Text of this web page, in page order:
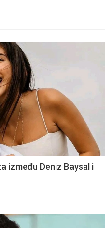
između Deniz Baysal i